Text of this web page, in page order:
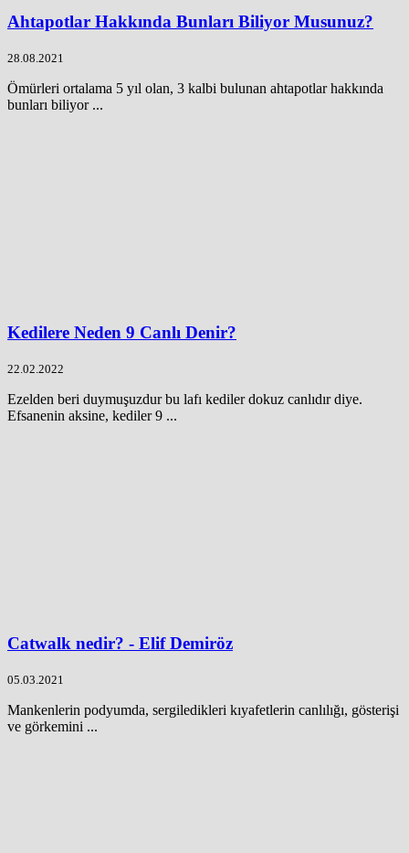
Ahtapotlar Hakkında Bunları Biliyor Musunuz?
28.08.2021
Ömürleri ortalama 5 yıl olan, 3 kalbi bulunan ahtapotlar hakkında
bunları biliyor ...
Kedilere Neden 9 Canlı Denir?
22.02.2022
Ezelden beri duymuşuzdur bu lafı kediler dokuz canlıdır diye.
Efsanenin aksine, kediler 9 ...
Catwalk nedir? - Elif Demiröz
05.03.2021
Mankenlerin podyumda, sergiledikleri kıyafetlerin canlılığı, gösterişi
ve görkemini ...